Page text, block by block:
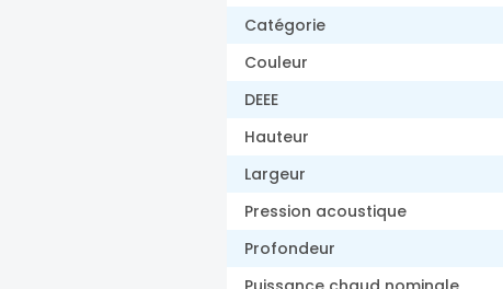
Catégorie
Couleur
DEEE
Hauteur
Largeur
Pression acoustique
Profondeur